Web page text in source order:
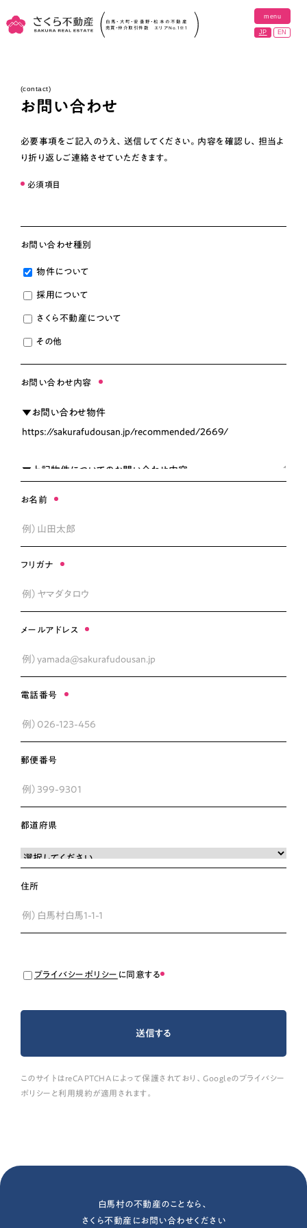
白馬・大町・安曇野・松本の不動産
売買・仲介取引件数 エリアNo.1 ※1
menu
JP EN
close
ホーム
地域の魅力
実績紹介
採用情報
お知らせ
物件サイト（安曇野）
(contact)
お問い合わせ
必要事項をご記入のうえ、送信してください。内容を確認し、担当よ
り折り返しご連絡させていただきます。
必須項目
お問い合わせ種別
物件について
採用について
さくら不動産について
その他
お問い合わせ内容
お名前
フリガナ
メールアドレス
電話番号
郵便番号
都道府県
住所
プライバシーポリシー に同意する
このサイトはreCAPTCHAによって保護されており、Googleのプライバシー
ポリシー と 利用規約 が適用されます。
白馬村の不動産のことなら、
さくら不動産にお問い合わせください